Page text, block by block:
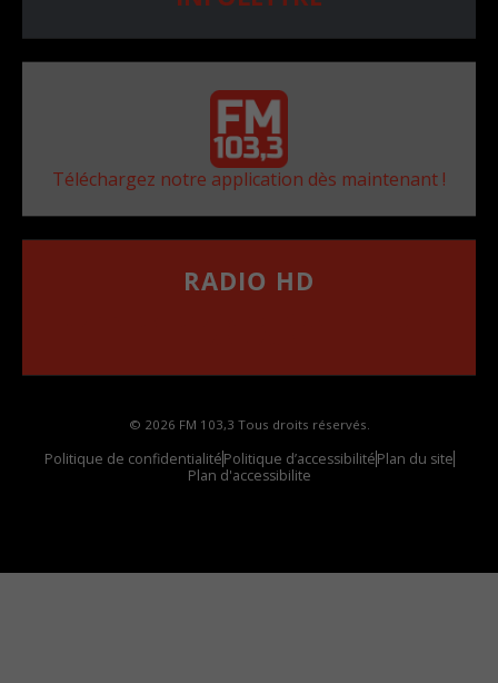
Téléchargez notre application dès maintenant !
RADIO HD
© 2026 FM 103,3 Tous droits réservés.
Politique de confidentialitéPolitique d’accessibilitéPlan du site
Plan d'accessibilite